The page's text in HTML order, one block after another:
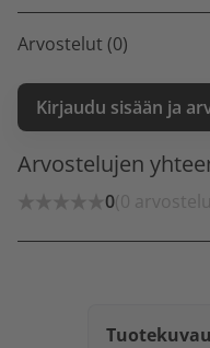
Arvostelut (0)
Kirjaudu sisään ja
Arvostelujen
0(0